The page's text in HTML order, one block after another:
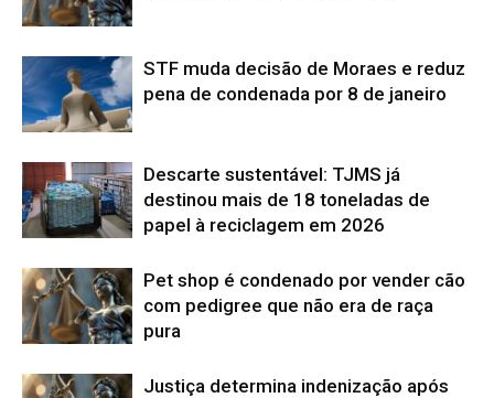
STF muda decisão de Moraes e reduz
pena de condenada por 8 de janeiro
Descarte sustentável: TJMS já
destinou mais de 18 toneladas de
papel à reciclagem em 2026
Pet shop é condenado por vender cão
com pedigree que não era de raça
pura
Justiça determina indenização após